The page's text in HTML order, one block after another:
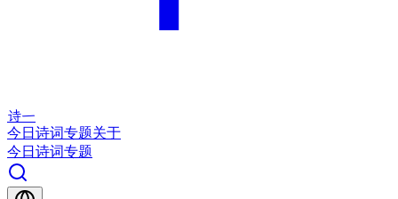
诗一
今日 诗词专题关于
今日 诗词专题